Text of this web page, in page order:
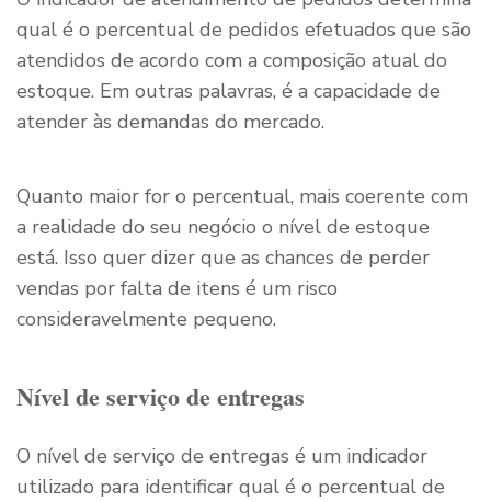
qual é o percentual de pedidos efetuados que são
atendidos de acordo com a composição atual do
estoque. Em outras palavras, é a capacidade de
atender às demandas do mercado.
Quanto maior for o percentual, mais coerente com
a realidade do seu negócio o nível de estoque
está. Isso quer dizer que as chances de perder
vendas por falta de itens é um risco
consideravelmente pequeno.
Nível de serviço de entregas
O nível de serviço de entregas é um indicador
utilizado para identificar qual é o percentual de